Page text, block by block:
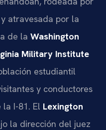
atravesada por la
de la Washington
Military Institute
estudiantil
y conductores
I-81. El Lexington
la dirección del juez